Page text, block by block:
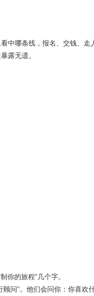
中哪条线，报名、交钱、走
露无遗。
的旅程”几个字。
问”。他们会问你：你喜欢